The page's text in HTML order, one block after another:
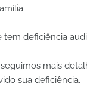
tem deficiência
mais
sua deficiência.